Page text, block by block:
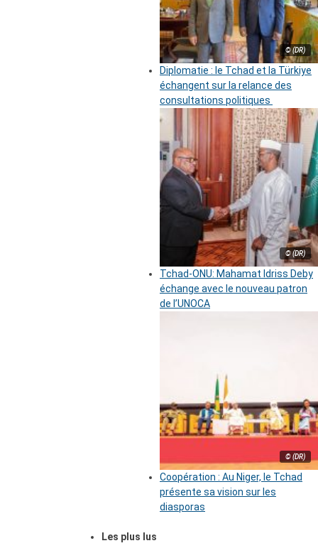
© (DR)
Diplomatie : le Tchad et la Türkiye
échangent sur la relance des
consultations politiques
© (DR)
Tchad-ONU: Mahamat Idriss Deby
échange avec le nouveau patron
de l’UNOCA
© (DR)
Coopération : Au Niger, le Tchad
présente sa vision sur les
diasporas
Les plus lus